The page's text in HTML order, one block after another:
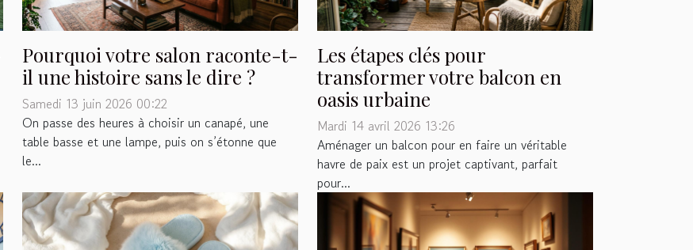
Pourquoi votre salon raconte-t-
il une histoire sans le dire ?
Samedi 13 juin 2026 00:22
On passe des heures à choisir un canapé, une
table basse et une lampe, puis on s’étonne que
le...
Les étapes clés pour
transformer votre balcon en
oasis urbaine
Mardi 14 avril 2026 13:26
Aménager un balcon pour en faire un véritable
havre de paix est un projet captivant, parfait
pour...